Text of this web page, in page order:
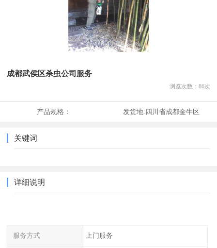
成都武侯区杀虫公司服务
浏览次数： 86次
产品规格： 发货地:四川省成都金牛区
关键词
详细说明
服务方式 上门服务